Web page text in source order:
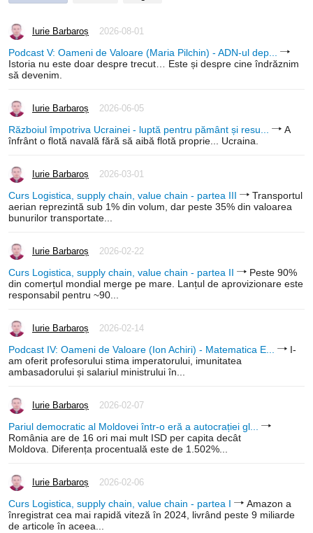
Iurie Barbaroș 2026-08-01
Podcast V: Oameni de Valoare (Maria Pilchin) - ADN-ul dep...
Istoria nu este doar despre trecut… Este și despre cine îndrăznim
să devenim.
Iurie Barbaroș 2026-06-05
Războiul împotriva Ucrainei - luptă pentru pământ și resu...
A
înfrânt o flotă navală fără să aibă flotă proprie... Ucraina.
Iurie Barbaroș 2026-03-01
Curs Logistica, supply chain, value chain - partea III
Transportul
aerian reprezintă sub 1% din volum, dar peste 35% din valoarea
bunurilor transportate...
Iurie Barbaroș 2026-02-22
Curs Logistica, supply chain, value chain - partea II
Peste 90%
din comerțul mondial merge pe mare. Lanțul de aprovizionare este
responsabil pentru ~90...
Iurie Barbaroș 2026-02-14
Podcast IV: Oameni de Valoare (Ion Achiri) - Matematica E...
I-
am oferit profesorului stima imperatorului, imunitatea
ambasadorului și salariul ministrului în...
Iurie Barbaroș 2026-02-07
Pariul democratic al Moldovei într-o eră a autocrației gl...
România are de 16 ori mai mult ISD per capita decât
Moldova. Diferența procentuală este de 1.502%...
Iurie Barbaroș 2026-02-06
Curs Logistica, supply chain, value chain - partea I
Amazon a
înregistrat cea mai rapidă viteză în 2024, livrând peste 9 miliarde
de articole în aceea...